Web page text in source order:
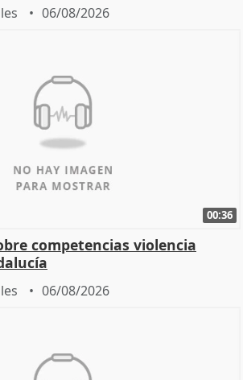
06/08/2026
00:36
competencias violencia
06/08/2026